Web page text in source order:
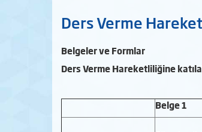
Ders Verme
Belgeler ve Formlar
Ders Verme Hareketliliğine
Belge 1